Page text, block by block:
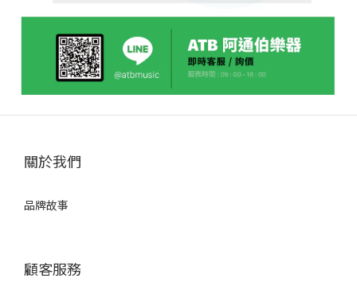
關於我們
品牌故事
顧客服務